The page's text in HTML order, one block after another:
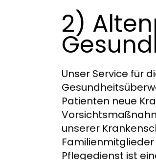
2)
Unser Service für
Patienten neue
unserer
Pflegedienst ist